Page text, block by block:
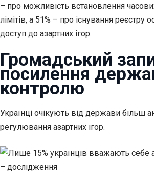
– про можливість встановлення
лімітів, а 51% – про існування
доступ до азартних ігор.
Громадський
посилення
контролю
Українці очікують від держави більш
регулювання азартних ігор.